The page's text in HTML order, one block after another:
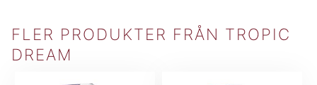
FLER PRODUKTER FRÅN TROPIC
DREAM